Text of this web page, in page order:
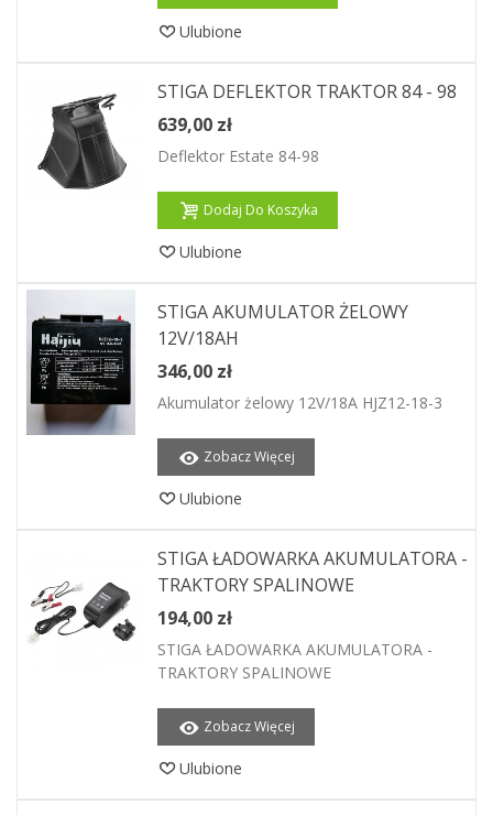
Ulubione
STIGA DEFLEKTOR TRAKTOR 84 - 98
639,00 zł
Deflektor Estate 84-98
Dodaj Do Koszyka
Ulubione
STIGA AKUMULATOR ŻELOWY
12V/18AH
346,00 zł
Akumulator żelowy 12V/18A HJZ12-18-3
Zobacz Więcej
Ulubione
STIGA ŁADOWARKA AKUMULATORA -
TRAKTORY SPALINOWE
194,00 zł
STIGA ŁADOWARKA AKUMULATORA -
TRAKTORY SPALINOWE
Zobacz Więcej
Ulubione